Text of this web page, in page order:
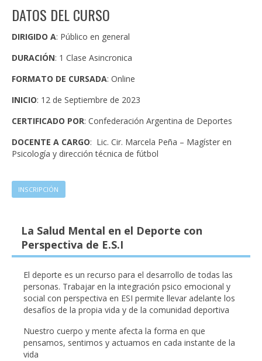
DATOS DEL CURSO
DIRIGIDO A: Público en general
DURACIÓN: 1 Clase Asincronica
FORMATO DE CURSADA: Online
INICIO: 12 de Septiembre de 2023
CERTIFICADO POR: Confederación Argentina de Deportes
DOCENTE A CARGO: Lic. Cir. Marcela Peña – Magíster en
Psicología y dirección técnica de fútbol
INSCRIPCIÓN
La Salud Mental en el Deporte con
Perspectiva de E.S.I
El deporte es un recurso para el desarrollo de todas las
personas. Trabajar en la integración psico emocional y
social con perspectiva en ESI permite llevar adelante los
desafíos de la propia vida y de la comunidad deportiva
Nuestro cuerpo y mente afecta la forma en que
pensamos, sentimos y actuamos en cada instante de la
vida